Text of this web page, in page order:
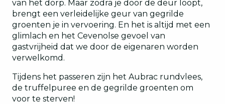
van het dorp. Maar zodra je door de deur loopt,
brengt een verleidelijke geur van gegrilde
groenten je in vervoering. En het is altijd met een
glimlach en het Cevenolse gevoel van
gastvrijheid dat we door de eigenaren worden
verwelkomd.
Tijdens het passeren zijn het Aubrac rundvlees,
de truffelpuree en de gegrilde groenten om
voor te sterven!